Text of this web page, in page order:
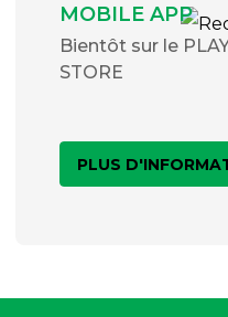
MOBILE APP
Bientôt sur le
STORE
PLUS